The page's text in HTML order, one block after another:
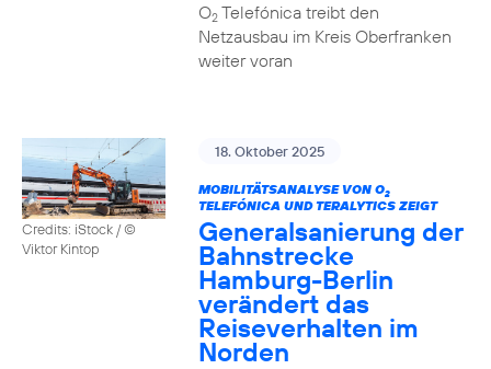
O2Telefónica treibt den
Netzausbau im Kreis Oberfranken
weiter voran
Credits: iStock / ©
Viktor Kintop
18. Oktober 2025
MOBILITÄTSANALYSE VON O2
TELEFÓNICA UND TERALYTICS ZEIGT
Generalsanierung der
Bahnstrecke
Hamburg-Berlin
verändert das
Reiseverhalten im
Norden